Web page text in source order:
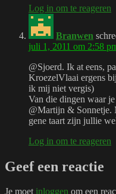
Log in om te reageren
Branwen
juli 1, 2011 om 2:58
@Sjoerd. Ik at eens,
KroezelVlaai ergens
ik mij niet vergis)
Van die dingen waar
@Martijn & Sonnetje.
gene taart zijn jullie
Log in om te reageren
Geef een reactie
Je moetinloggen om een